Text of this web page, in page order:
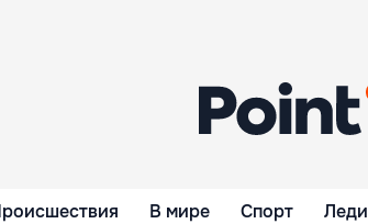
В мире Спорт Леди